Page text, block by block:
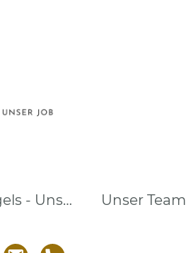
Care Angels - Unsere Pflegemarke Unser Team